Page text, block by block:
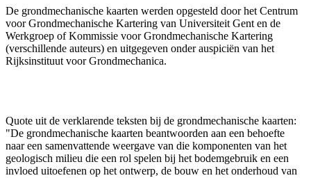
De grondmechanische kaarten werden opgesteld door het Centrum
voor Grondmechanische Kartering van Universiteit Gent en de
Werkgroep of Kommissie voor Grondmechanische Kartering
(verschillende auteurs) en uitgegeven onder auspiciën van het
Rijksinstituut voor Grondmechanica.
Quote uit de verklarende teksten bij de grondmechanische kaarten:
"De grondmechanische kaarten beantwoorden aan een behoefte
naar een samenvattende weergave van die komponenten van het
geologisch milieu die een rol spelen bij het bodemgebruik en een
invloed uitoefenen op het ontwerp, de bouw en het onderhoud van